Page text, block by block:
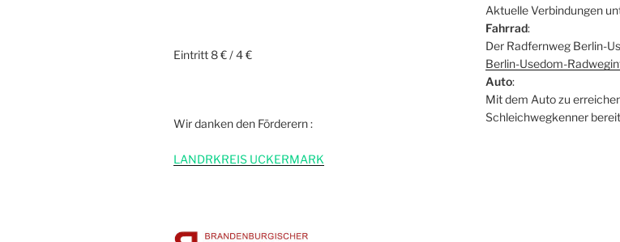
Eintritt 8 € / 4 €
Wir danken den Förderern :
L ANDRKREIS UCKERMARK
Aktuelle Verbindungen
Fahrrad:
Der Radfernweg Berlin-
Berlin-Usedom-
Auto:
Mit dem Auto zu
Schleichwegkenner